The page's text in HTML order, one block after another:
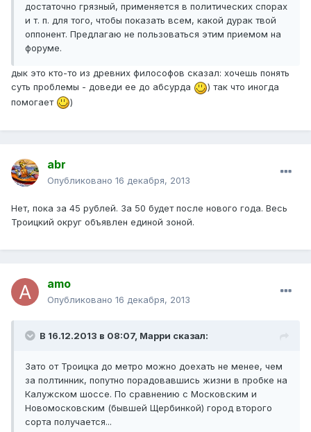
достаточно грязный, применяется в политических спорах
и т. п. для того, чтобы показать всем, какой дурак твой
оппонент. Предлагаю не пользоваться этим приемом на
форуме.
дык это кто-то из древних философов сказал: хочешь понять
суть проблемы - доведи ее до абсурда
) так что иногда
помогает
)
abr
Опубликовано 16 декабря, 2013
Нет, пока за 45 рублей. За 50 будет после нового года. Весь
Троицкий округ объявлен единой зоной.
amo
Опубликовано 16 декабря, 2013
В 16.12.2013 в 08:07, Марри сказал:
Зато от Троицка до метро можно доехать не менее, чем
за полтинник, попутно порадовавшись жизни в пробке на
Калужском шоссе. По сравнению с Московским и
Новомосковским (бывшей Щербинкой) город второго
сорта получается...